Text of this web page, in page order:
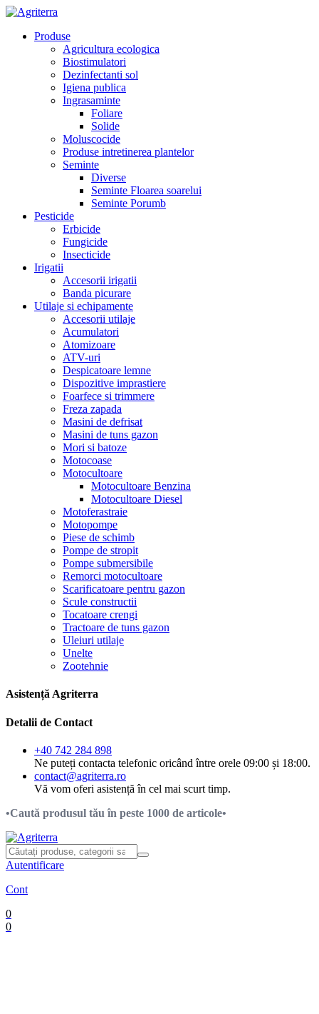
Produse
Agricultura ecologica
Biostimulatori
Dezinfectanti sol
Igiena publica
Ingrasaminte
Foliare
Solide
Moluscocide
Produse intretinerea plantelor
Seminte
Diverse
Seminte Floarea soarelui
Seminte Porumb
Pesticide
Erbicide
Fungicide
Insecticide
Irigatii
Accesorii irigatii
Banda picurare
Utilaje si echipamente
Accesorii utilaje
Acumulatori
Atomizoare
ATV-uri
Despicatoare lemne
Dispozitive imprastiere
Foarfece si trimmere
Freza zapada
Masini de defrisat
Masini de tuns gazon
Mori si batoze
Motocoase
Motocultoare
Motocultoare Benzina
Motocultoare Diesel
Motoferastraie
Motopompe
Piese de schimb
Pompe de stropit
Pompe submersibile
Remorci motocultoare
Scarificatoare pentru gazon
Scule constructii
Tocatoare crengi
Tractoare de tuns gazon
Uleiuri utilaje
Unelte
Zootehnie
Asistență Agriterra
Detalii de Contact
+40 742 284 898
Ne puteți contacta telefonic oricând între orele 09:00 și 18:00.
contact@agriterra.ro
Vă vom oferi asistență în cel mai scurt timp.
•Caută produsul tău în peste 1000 de articole•
Autentificare
Cont
0
0